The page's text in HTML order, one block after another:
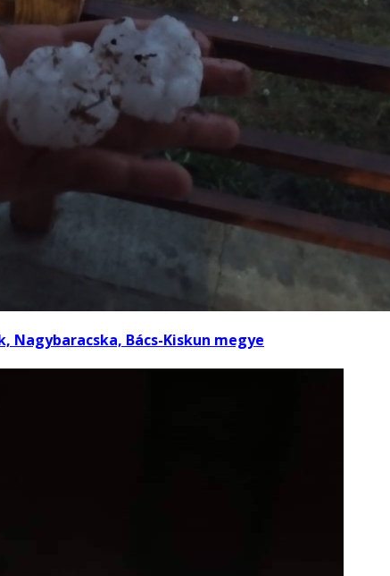
Nagybaracska, Bács-Kiskun megye